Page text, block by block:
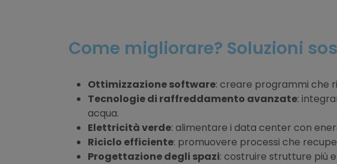
Come migliorare? Soluzioni
Ottimizzazione software: creare programmi che
Tecnologie di raffreddamento avanzate:
acqua.
Elettricità verde: alimentare i data center con
Riciclo efficiente: promuovere processi che
Progettazione degli spazi: costruire strutture più